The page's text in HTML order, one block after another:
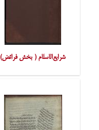
شرایع‌الاسلام ( بخش فرائض)